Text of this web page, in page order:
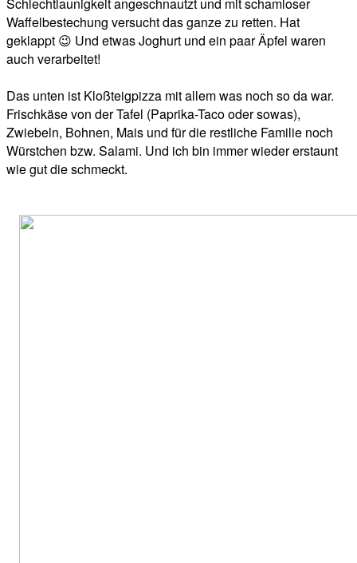
Waffelbestechung versucht das ganze zu retten. Hat
geklappt 😉 Und etwas Joghurt und ein paar Äpfel waren
auch verarbeitet!
Das unten ist Kloßteigpizza mit allem was noch so da war.
Frischkäse von der Tafel (Paprika-Taco oder sowas),
Zwiebeln, Bohnen, Mais und für die restliche Familie noch
Würstchen bzw. Salami. Und ich bin immer wieder erstaunt
wie gut die schmeckt.